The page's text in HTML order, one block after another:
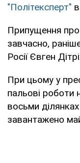
"Політексперт"
Припущення
завчасно,
Росії Євген
При цьому у
пальові роботи
восьми
завантажено